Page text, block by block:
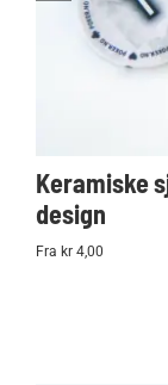
Keramiske
design
Fra kr 4,00